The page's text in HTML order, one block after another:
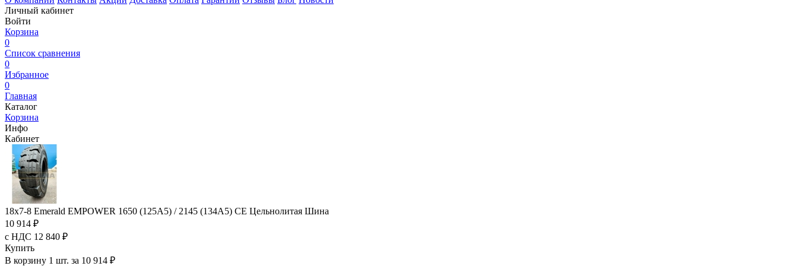
Личный кабинет
Войти
Корзина
0
Список сравнения
0
Избранное
0
Главная
Каталог
Корзина
Инфо
Кабинет
18x7-8 Emerald EMPOWER 1650 (125A5) / 2145 (134A5) CE Цельнолитая Шина
10 914 ₽
с НДС 12 840 ₽
Купить
В корзину 1 шт. за 10 914 ₽